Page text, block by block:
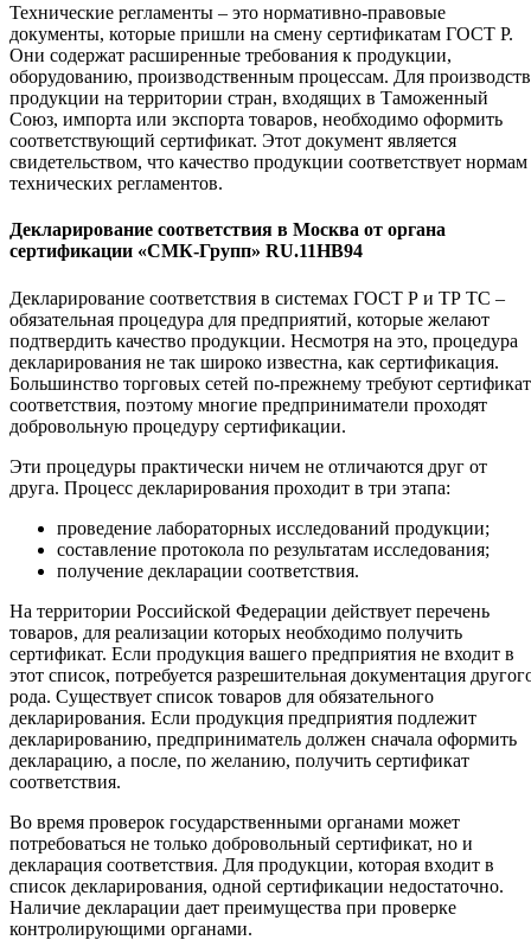
Технические регламенты – это нормативно-правовые
документы, которые пришли на смену сертификатам ГОСТ Р.
Они содержат расширенные требования к продукции,
оборудованию, производственным процессам. Для
продукции на территории стран, входящих в Таможенный
Союз, импорта или экспорта товаров, необходимо оформить
соответствующий сертификат. Этот документ является
свидетельством, что качество продукции соответствует нормам
технических регламентов.
Декларирование соответствия в Москва от органа
сертификации «СМК-Групп» RU.11НВ94
Декларирование соответствия в системах ГОСТ Р и ТР ТС –
обязательная процедура для предприятий, которые желают
подтвердить качество продукции. Несмотря на это, процедура
декларирования не так широко известна, как сертификация.
Большинство торговых сетей по-прежнему требуют сертификат
соответствия, поэтому многие предприниматели проходят
добровольную процедуру сертификации.
Эти процедуры практически ничем не отличаются друг от
друга. Процесс декларирования проходит в три этапа:
проведение лабораторных исследований продукции;
составление протокола по результатам исследования;
получение декларации соответствия.
На территории Российской Федерации действует перечень
товаров, для реализации которых необходимо получить
сертификат. Если продукция вашего предприятия не входит в
этот список, потребуется разрешительная документация
рода. Существует список товаров для обязательного
декларирования. Если продукция предприятия подлежит
декларированию, предприниматель должен сначала оформить
декларацию, а после, по желанию, получить сертификат
соответствия.
Во время проверок государственными органами может
потребоваться не только добровольный сертификат, но и
декларация соответствия. Для продукции, которая входит в
список декларирования, одной сертификации недостаточно.
Наличие декларации дает преимущества при проверке
контролирующими органами.